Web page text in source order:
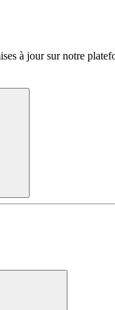
à jour sur notre